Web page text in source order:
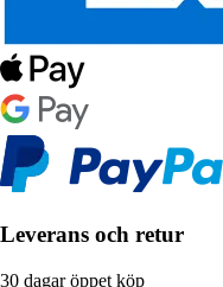
Leverans och retur
30 dagar öppet köp